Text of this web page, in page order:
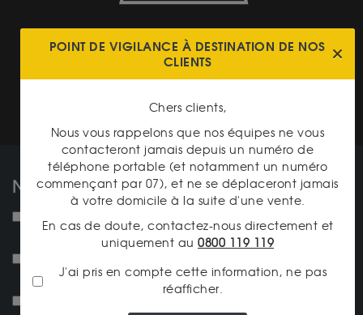
TRANSPARENCE DES
NOS NEWSLETTERS
mensuelle.
Argent.fr
POINT DE VIGILANCE À DESTINATION DE NOS
CLIENTS
Chers clients,
Nous vous rappelons que nos équipes ne vous
contacteront jamais depuis un numéro de
téléphone portable (et notamment un numéro
commençant par 07), et ne se déplaceront jamais
à votre domicile à la suite d'une vente.
En cas de doute, contactez-nous directement et
uniquement au 0800 119 119
J'ai pris en compte cette information, ne pas
réafficher.